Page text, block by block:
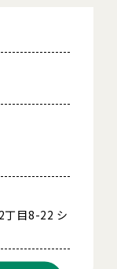
丁目8-22 シ